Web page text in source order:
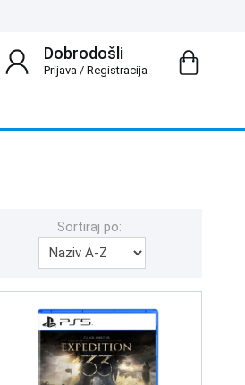
Dobrodošli
Prijava/ Registracija
Sortiraj po: